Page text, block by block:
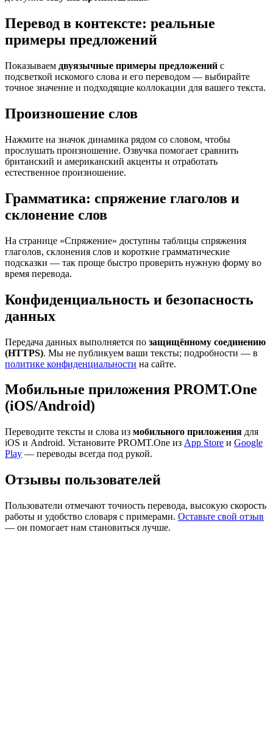
Перевод в контексте: реальные
примеры предложений
Показываем двуязычные примеры предложений с
подсветкой искомого слова и его переводом — выбирайте
точное значение и подходящие коллокации для вашего текста.
Произношение слов
Нажмите на значок динамика рядом со словом, чтобы
прослушать произношение. Озвучка помогает сравнить
британский и американский акценты и отработать
естественное произношение.
Грамматика: спряжение глаголов и
склонение слов
На странице «Спряжение» доступны таблицы спряжения
глаголов, склонения слов и короткие грамматические
подсказки — так проще быстро проверить нужную форму во
время перевода.
Конфиденциальность и безопасность
данных
Передача данных выполняется по защищённому соединению
(HTTPS). Мы не публикуем ваши тексты; подробности — в
политике конфиденциальности на сайте.
Мобильные приложения PROMT.One
(iOS/Android)
Переводите тексты и слова из мобильного приложения для
iOS и Android. Установите PROMT.One из App Store и Google
Play — переводы всегда под рукой.
Отзывы пользователей
Пользователи отмечают точность перевода, высокую скорость
работы и удобство словаря с примерами. Оставьте свой отзыв
— он помогает нам становиться лучше.